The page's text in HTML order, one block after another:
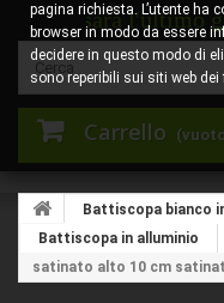
Carrello
sarà l'ultimo
Battiscopa bianco
Battiscopa in alluminio
satinato alto 10 cm
pagina richiesta. L’utente ha
browser in modo da essere
decidere in questo modo di
sono reperibili sui siti web